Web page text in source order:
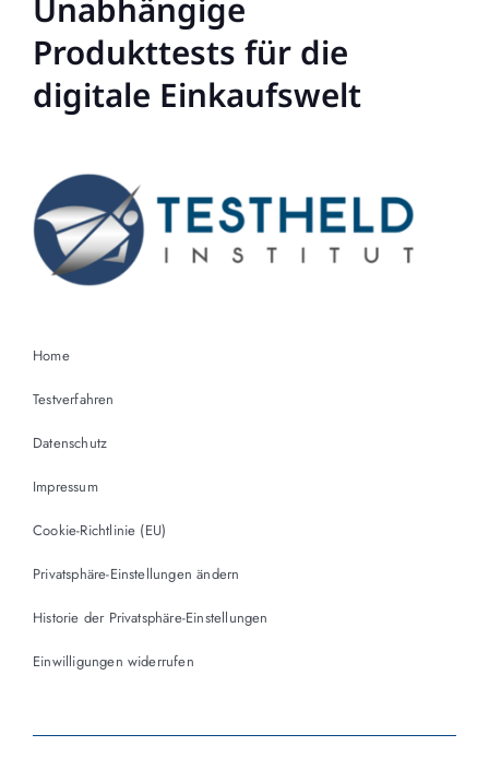
Unabhängige
Produkttests für die
digitale Einkaufswelt
Home
Testverfahren
Datenschutz
Impressum
Cookie-Richtlinie (EU)
Privatsphäre-Einstellungen ändern
Historie der Privatsphäre-Einstellungen
Einwilligungen widerrufen